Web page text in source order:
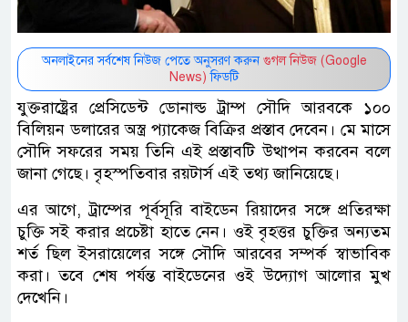
অনলাইনের সর্বশেষ নিউজ পেতে অনুসরণ করুন গুগল নিউজ (Google
News) ফিডটি
যুক্তরাষ্ট্রের প্রেসিডেন্ট ডোনাল্ড ট্রাম্প সৌদি আরবকে ১০০
বিলিয়ন ডলারের অস্ত্র প্যাকেজ বিক্রির প্রস্তাব দেবেন। মে মাসে
সৌদি সফরের সময় তিনি এই প্রস্তাবটি উত্থাপন করবেন বলে
জানা গেছে। বৃহস্পতিবার রয়টার্স এই তথ্য জানিয়েছে।
এর আগে, ট্রাম্পের পূর্বসূরি বাইডেন রিয়াদের সঙ্গে প্রতিরক্ষা
চুক্তি সই করার প্রচেষ্টা হাতে নেন। ওই বৃহত্তর চুক্তির অন্যতম
শর্ত ছিল ইসরায়েলের সঙ্গে সৌদি আরবের সম্পর্ক স্বাভাবিক
করা। তবে শেষ পর্যন্ত বাইডেনের ওই উদ্যোগ আলোর মুখ
দেখেনি।